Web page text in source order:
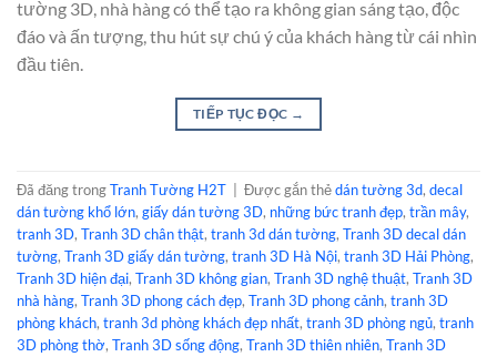
tường 3D, nhà hàng có thể tạo ra không gian sáng tạo, độc
đáo và ấn tượng, thu hút sự chú ý của khách hàng từ cái nhìn
đầu tiên.
TIẾP TỤC ĐỌC →
Đã đăng trongTranh Tường H2T Được gắn thẻdán tường 3d, decal
dán tường khổ lớn, giấy dán tường 3D, những bức tranh đẹp, trần mây,
tranh 3D, Tranh 3D chân thật, tranh 3d dán tường, Tranh 3D decal dán
tường, Tranh 3D giấy dán tường, tranh 3D Hà Nội, tranh 3D Hải Phòng,
Tranh 3D hiện đại, Tranh 3D không gian, Tranh 3D nghệ thuật, Tranh 3D
nhà hàng, Tranh 3D phong cách đẹp, Tranh 3D phong cảnh, tranh 3D
phòng khách, tranh 3d phòng khách đẹp nhất, tranh 3D phòng ngủ, tranh
3D phòng thờ, Tranh 3D sống động, Tranh 3D thiên nhiên, Tranh 3D